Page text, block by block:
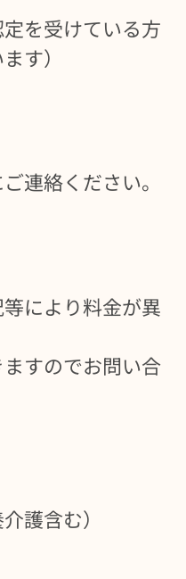
を受けている方
す）
連絡ください。
により料金が異
すのでお問い合
護含む）